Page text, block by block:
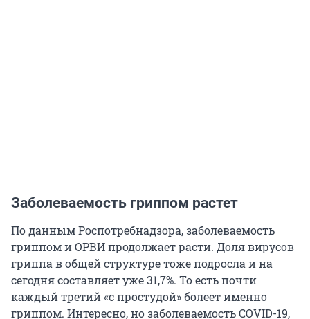
Заболеваемость гриппом растет
По данным Роспотребнадзора, заболеваемость
гриппом и ОРВИ продолжает расти. Доля вирусов
гриппа в общей структуре тоже подросла и на
сегодня составляет уже 31,7%. То есть почти
каждый третий «с простудой» болеет именно
гриппом. Интересно, но заболеваемость COVID-19,